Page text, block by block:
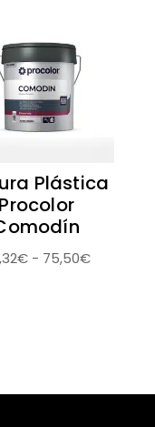
Plástica
Procolor
€ - 75,50€Rango
75,50€